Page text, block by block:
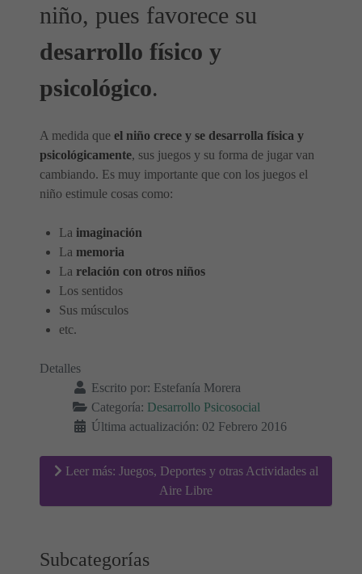
niño, pues favorece su
desarrollo físico y
psicológico.
A medida que el niño crece y se desarrolla física y
psicológicamente, sus juegos y su forma de jugar van
cambiando. Es muy importante que con los juegos el
niño estimule cosas como:
La imaginación
La memoria
La relación con otros niños
Los sentidos
Sus músculos
etc.
Detalles
Escrito por: Estefanía Morera
Categoría: Desarrollo Psicosocial
Última actualización: 02 Febrero 2016
Leer más: Juegos, Deportes y otras Actividades al
Aire Libre
Subcategorías